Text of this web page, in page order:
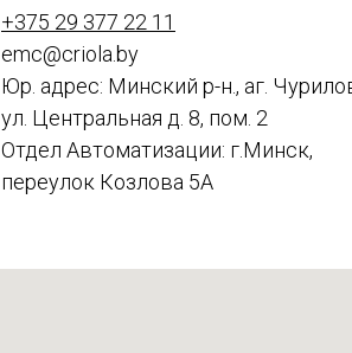
+375 29 377 22 11
emc@criola.by
Юр. адрес: Минский р-н., аг.
ул. Центральная д. 8, пом. 2
Отдел Автоматизации: г.Минск,
переулок Козлова 5А